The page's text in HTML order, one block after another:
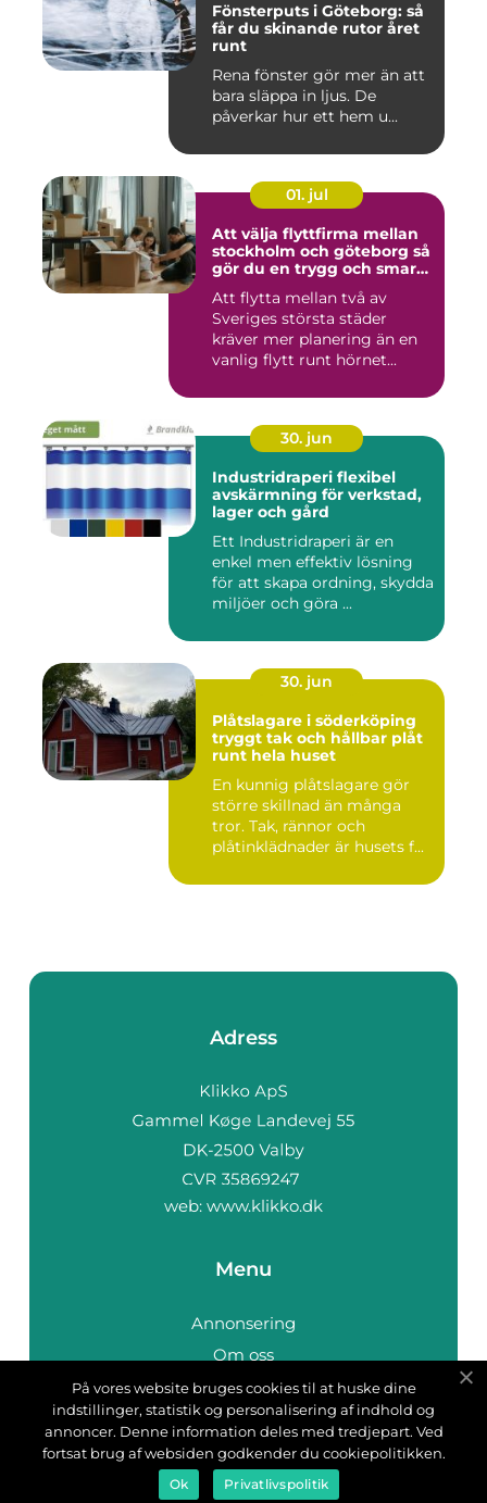
Fönsterputs i Göteborg: så
får du skinande rutor året
runt
Rena fönster gör mer än att
bara släppa in ljus. De
påverkar hur ett hem u...
01. jul
Att välja flyttfirma mellan
stockholm och göteborg så
gör du en trygg och smart
Att flytta mellan två av
Sveriges största städer
kräver mer planering än en
vanlig flytt runt hörnet...
30. jun
Industridraperi flexibel
avskärmning för verkstad,
lager och gård
Ett Industridraperi är en
enkel men effektiv lösning
för att skapa ordning, skydda
miljöer och göra ...
30. jun
Plåtslagare i söderköping
tryggt tak och hållbar plåt
runt hela huset
En kunnig plåtslagare gör
större skillnad än många
tror. Tak, rännor och
plåtinklädnader är husets f...
Adress
web: www.klikko.dk
Menu
Annonsering
Om oss
Cookies
Kontakta oss
Sitemap
På vores website bruges cookies til at huske dine
indstillinger, statistik og personalisering af indhold og
annoncer. Denne information deles med tredjepart. Ved
fortsat brug af websiden godkender du cookiepolitikken.
Ok Privatlivspolitik